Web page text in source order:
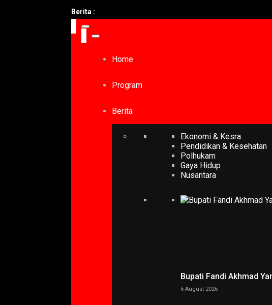
Berita :
Home
Program
Berita
Ekonomi & Kesra
Pendidikan & Kesehatan
Polhukam
Gaya Hidup
Nusantara
Bupati Fandi Akhmad
6 August 2026